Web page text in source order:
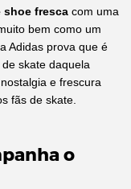
shoe frescacom uma
bem como um
Adidas prova que é
skate daquela
e frescura
fãs de skate.
o